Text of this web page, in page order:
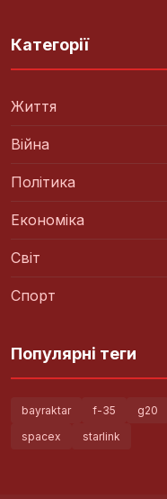
Категорії
Життя
Війна
Політика
Економіка
Світ
Спорт
Популярні теги
bayraktar f-35 g20
spacex
starlink